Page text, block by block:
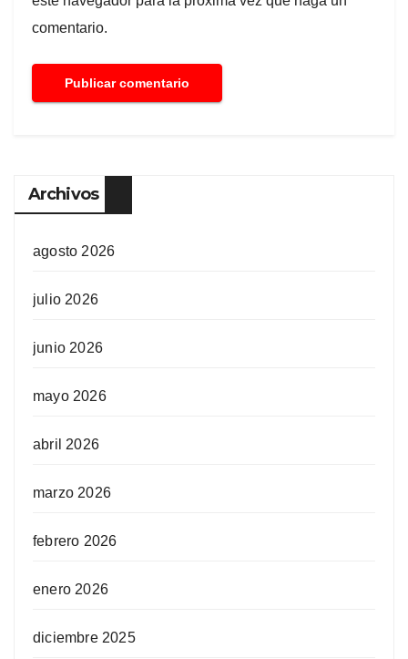
comentario.
Archivos
agosto 2026
julio 2026
junio 2026
mayo 2026
abril 2026
marzo 2026
febrero 2026
enero 2026
diciembre 2025